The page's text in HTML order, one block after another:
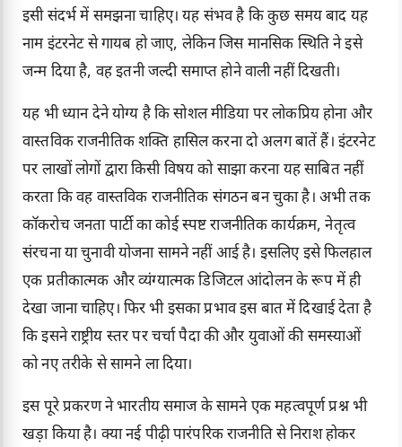
इसी संदर्भ में समझना चाहिए। यह संभव है कि कुछ समय बाद यह
नाम इंटरनेट से गायब हो जाए, लेकिन जिस मानसिक स्थिति ने इसे
जन्म दिया है, वह इतनी जल्दी समाप्त होने वाली नहीं दिखती।
यह भी ध्यान देने योग्य है कि सोशल मीडिया पर लोकप्रिय होना और
वास्तविक राजनीतिक शक्ति हासिल करना दो अलग बातें हैं। इंटरनेट
पर लाखों लोगों द्वारा किसी विषय को साझा करना यह साबित नहीं
करता कि वह वास्तविक राजनीतिक संगठन बन चुका है। अभी तक
कॉकरोच जनता पार्टी का कोई स्पष्ट राजनीतिक कार्यक्रम, नेतृत्व
संरचना या चुनावी योजना सामने नहीं आई है। इसलिए इसे फिलहाल
एक प्रतीकात्मक और व्यंग्यात्मक डिजिटल आंदोलन के रूप में ही
देखा जाना चाहिए। फिर भी इसका प्रभाव इस बात में दिखाई देता है
कि इसने राष्ट्रीय स्तर पर चर्चा पैदा की और युवाओं की समस्याओं
को नए तरीके से सामने ला दिया।
इस पूरे प्रकरण ने भारतीय समाज के सामने एक महत्वपूर्ण प्रश्न भी
खड़ा किया है। क्या नई पीढ़ी पारंपरिक राजनीति से निराश होकर